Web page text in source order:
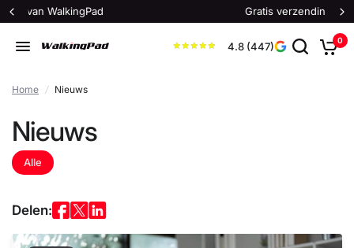
Gratis verzending voor alle bestellingen!
4.8 (447) 0
Home / Nieuws
Nieuws
Alle
Delen: